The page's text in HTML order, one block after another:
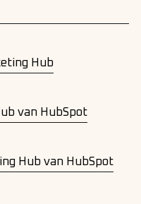
Hub
van HubSpot
Hub van HubSpot